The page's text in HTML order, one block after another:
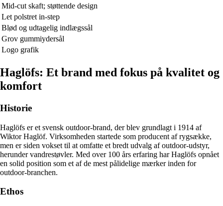
Mid-cut skaft; støttende design
Let polstret in-step
Blød og udtagelig indlægssål
Grov gummiydersål
Logo grafik
Haglöfs: Et brand med fokus på kvalitet og
komfort
Historie
Haglöfs er et svensk outdoor-brand, der blev grundlagt i 1914 af
Wiktor Haglöf. Virksomheden startede som producent af rygsække,
men er siden vokset til at omfatte et bredt udvalg af outdoor-udstyr,
herunder vandrestøvler. Med over 100 års erfaring har Haglöfs opnået
en solid position som et af de mest pålidelige mærker inden for
outdoor-branchen.
Ethos